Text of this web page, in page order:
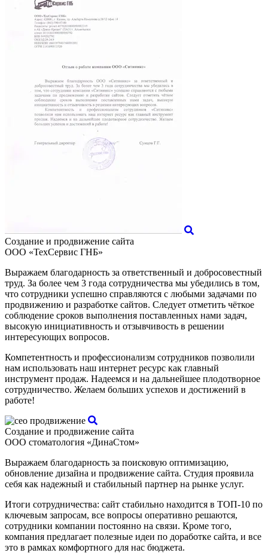
Создание и продвижение сайта
ООО «ТехСервис ГНБ»
Выражаем благодарность за ответственный и добросовестный
труд. За более чем 3 года сотрудничества мы убедились в том,
что сотрудники успешно справляются с любыми задачами по
продвижению и разработке сайтов. Следует отметить чёткое
соблюдение сроков выполнения поставленных нами задач,
высокую инициативность и отзывчивость в решении
интересующих вопросов.
Компетентность и профессионализм сотрудников позволили
нам использовать наш интернет ресурс как главный
инструмент продаж. Надеемся и на дальнейшее плодотворное
сотрудничество. Желаем больших успехов и достижений в
работе!
Создание и продвижение сайта
ООО стоматология «ДинаСтом»
Выражаем благодарность за поисковую оптимизацию,
обновление дизайна и продвижение сайта. Студия проявила
себя как надежный и стабильный партнер на рынке услуг.
Итоги сотрудничества: сайт стабильно находится в ТОП-10 по
ключевым запросам, все вопросы оперативно решаются,
сотрудники компании постоянно на связи. Кроме того,
компания предлагает полезные идеи по доработке сайта, и все
это в рамках комфортного для нас бюджета.